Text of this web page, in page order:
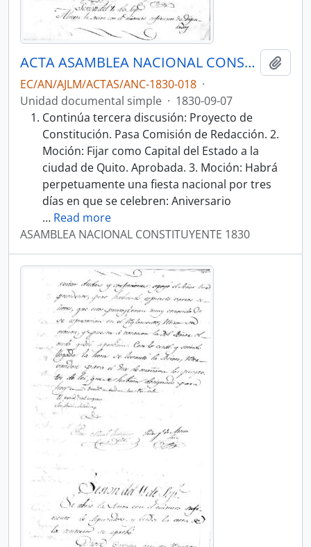
ACTA ASAMBLEA NACIONAL CONSTITUYENTE 1830
EC/AN/AJLM/ACTAS/ANC-1830-018 ·
Unidad documental simple · 1830-09-07
Continúa tercera discusión: Proyecto de
Constitución. Pasa Comisión de Redacción. 2.
Moción: Fijar como Capital del Estado a la
ciudad de Quito. Aprobada. 3. Moción: Habrá
perpetuamente una fiesta nacional por tres
días en que se celebren: Aniversario
… Read more
ASAMBLEA NACIONAL CONSTITUYENTE 1830